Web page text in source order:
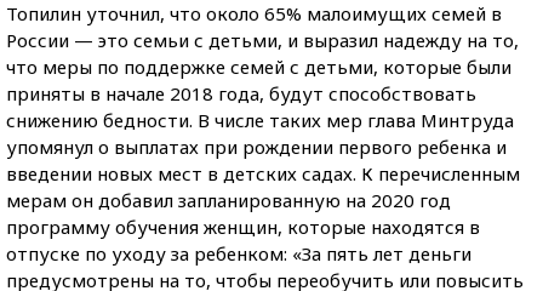
Топилин уточнил, что около 65% малоимущих семей в
России — это семьи с детьми, и выразил надежду на то,
что меры по поддержке семей с детьми, которые были
приняты в начале 2018 года, будут способствовать
снижению бедности. В числе таких мер глава Минтруда
упомянул о выплатах при рождении первого ребенка и
введении новых мест в детских садах. К перечисленным
мерам он добавил запланированную на 2020 год
программу обучения женщин, которые находятся в
отпуске по уходу за ребенком: «За пять лет деньги
предусмотрены на то, чтобы переобучить или повысить